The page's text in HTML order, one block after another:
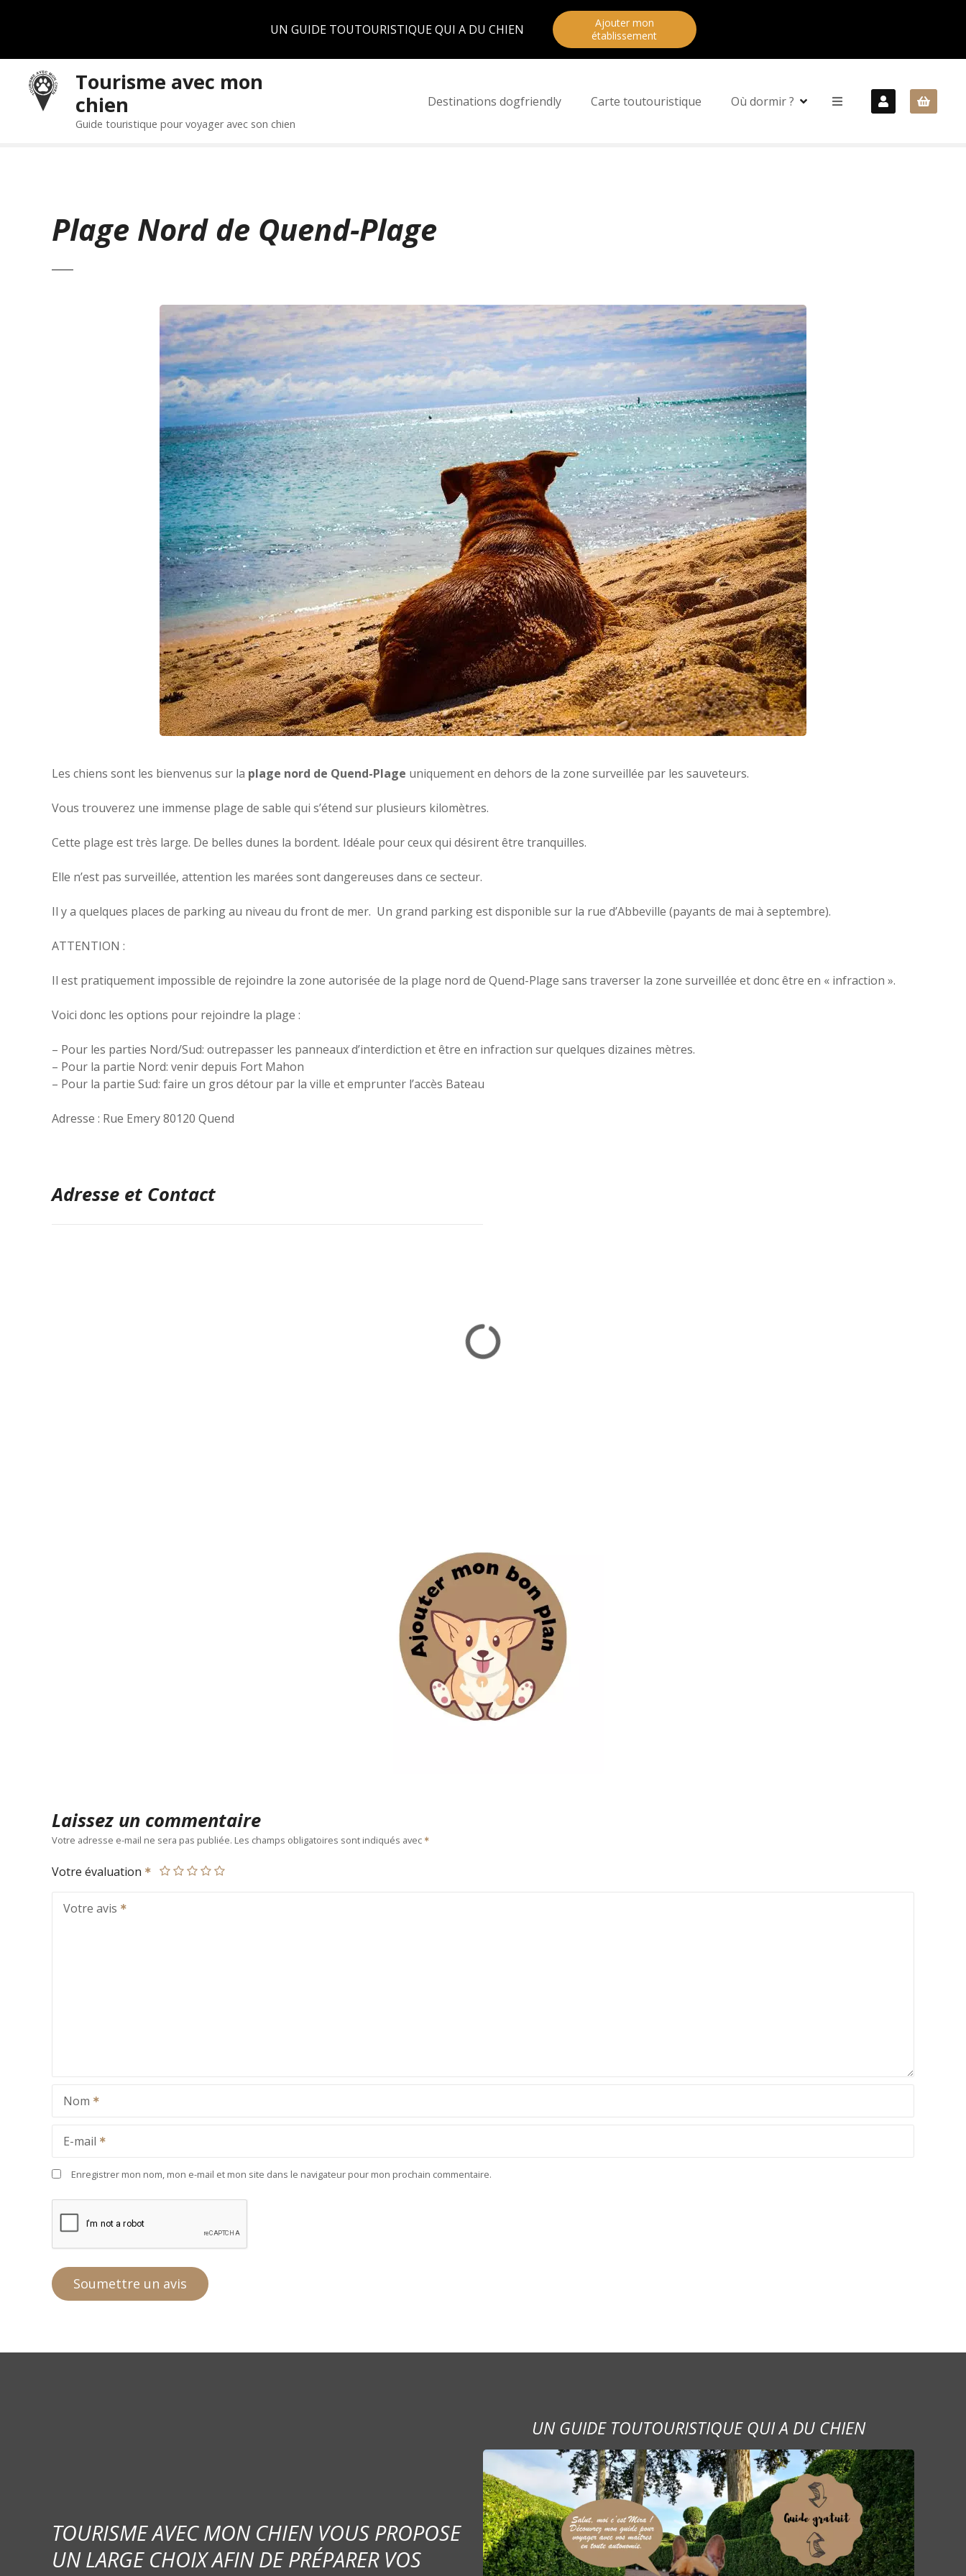
UN GUIDE TOUTOURISTIQUE QUI A DU CHIEN
Ajouter mon
établissement
Tourisme avec mon
chien
Guide touristique pour voyager avec son chien
Destinations dogfriendly Carte toutouristique Où dormir ?
Plage Nord de Quend-Plage
Les chiens sont les bienvenus sur la plage nord de Quend-Plage uniquement en dehors de la zone surveillée par les sauveteurs.
Vous trouverez une immense plage de sable qui s’étend sur plusieurs kilomètres.
Cette plage est très large. De belles dunes la bordent. Idéale pour ceux qui désirent être tranquilles.
Elle n’est pas surveillée, attention les marées sont dangereuses dans ce secteur.
Il y a quelques places de parking au niveau du front de mer. Un grand parking est disponible sur la rue d’Abbeville (payants de mai à septembre).
ATTENTION :
Il est pratiquement impossible de rejoindre la zone autorisée de la plage nord de Quend-Plage sans traverser la zone surveillée et donc être en « infraction ».
Voici donc les options pour rejoindre la plage :
– Pour les parties Nord/Sud: outrepasser les panneaux d’interdiction et être en infraction sur quelques dizaines mètres.
– Pour la partie Nord: venir depuis Fort Mahon
– Pour la partie Sud: faire un gros détour par la ville et emprunter l’accès Bateau
Adresse : Rue Emery 80120 Quend
Adresse et Contact
Laissez un commentaire
Votre adresse e-mail ne sera pas publiée. Les champs obligatoires sont indiqués avec
Votre évaluation
Votre avis
Nom
E-mail
Enregistrer mon nom, mon e-mail et mon site dans le navigateur pour mon prochain commentaire.
TOURISME AVEC MON CHIEN VOUS PROPOSE
UN LARGE CHOIX AFIN DE PRÉPARER VOS
UN GUIDE TOUTOURISTIQUE QUI A DU CHIEN